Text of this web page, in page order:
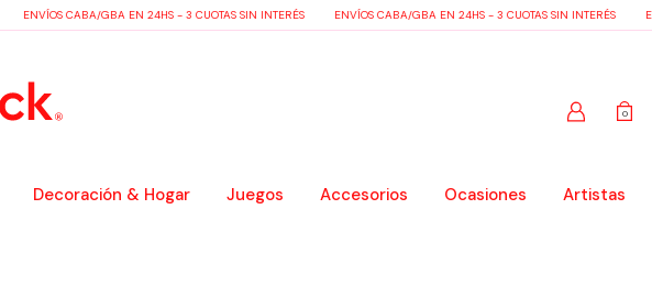
ENVÍOS CABA/GBA EN 24HS - 3 CUOTAS SIN INTERÉS ENVÍOS CABA/GBA EN 24HS - 3 CUOTAS SIN INTERÉS
0
Decoración & Hogar Juegos Accesorios Ocasiones Artistas